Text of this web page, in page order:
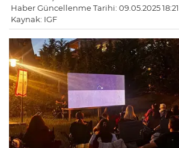
Haber Güncellenme Tarihi: 09.05.2025 18:21
Kaynak: IGF